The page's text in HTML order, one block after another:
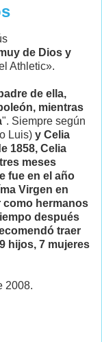
de Dios y
Athletic».
de ella,
mientras
". Siempre según
Luis) y Celia
1858, Celia
meses
fue en el año
Virgen en
como hermanos
después
traer
hijos, 7 mujeres
2008.